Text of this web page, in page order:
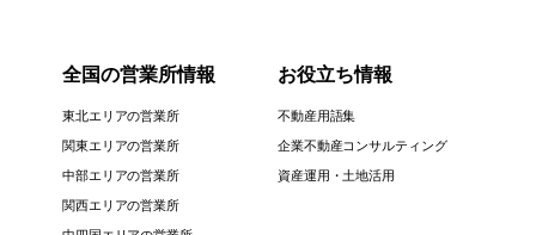
全国の営業所情報
東北エリアの営業所
関東エリアの営業所
中部エリアの営業所
関西エリアの営業所
お役立ち情報
不動産用語集
企業不動産コンサルティング
資産運用・土地活用